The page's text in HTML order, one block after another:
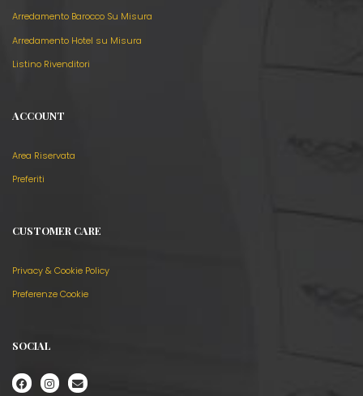
Arredamento Barocco Su Misura
Arredamento Hotel su Misura
Listino Rivenditori
ACCOUNT
Area Riservata
Preferiti
CUSTOMER CARE
Privacy & Cookie Policy
Preferenze Cookie
SOCIAL